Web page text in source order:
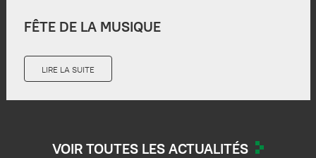
FÊTE DE LA MUSIQUE
LIRE LA SUITE
VOIR TOUTES LES ACTUALITÉS